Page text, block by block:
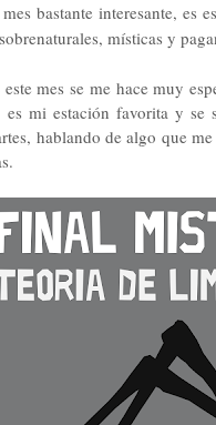
bastante interesante, es
místicas y
este mes se me hace muy
mi estación favorita y
hablando de algo que